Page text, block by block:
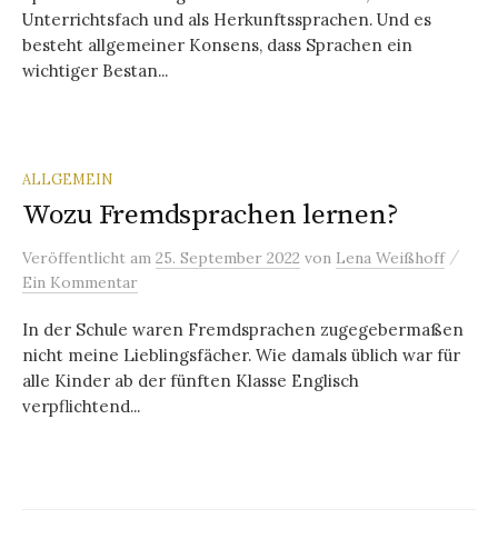
Unterrichtsfach und als Herkunftssprachen. Und es
besteht allgemeiner Konsens, dass Sprachen ein
wichtiger Bestan...
ALLGEMEIN
Wozu Fremdsprachen lernen?
Veröffentlicht am 25. September 2022 von Lena Weißhoff /
Ein Kommentar
In der Schule waren Fremdsprachen zugegebermaßen
nicht meine Lieblingsfächer. Wie damals üblich war für
alle Kinder ab der fünften Klasse Englisch
verpflichtend...